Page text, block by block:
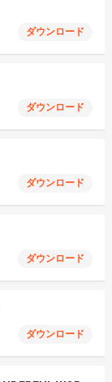
ダウンロード
ダウンロード
ダウンロード
ダウンロード
ダウンロード